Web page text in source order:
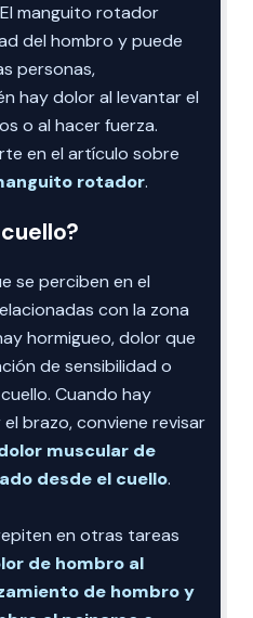
manguito rotador
del hombro y puede
personas,
hay dolor al levantar el
o al hacer fuerza.
en el artículo sobre
rotador.
se perciben en el
con la zona
hormigueo, dolor que
de sensibilidad o
Cuando hay
brazo, conviene revisar
muscular de
desde el cuello.
en otras tareas
de hombro al
de hombro y